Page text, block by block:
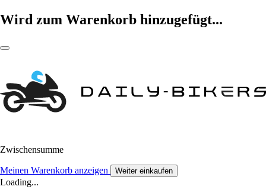
Wird zum Warenkorb hinzugefügt...
Zwischensumme
Meinen Warenkorb anzeigen Weiter einkaufen
Loading...